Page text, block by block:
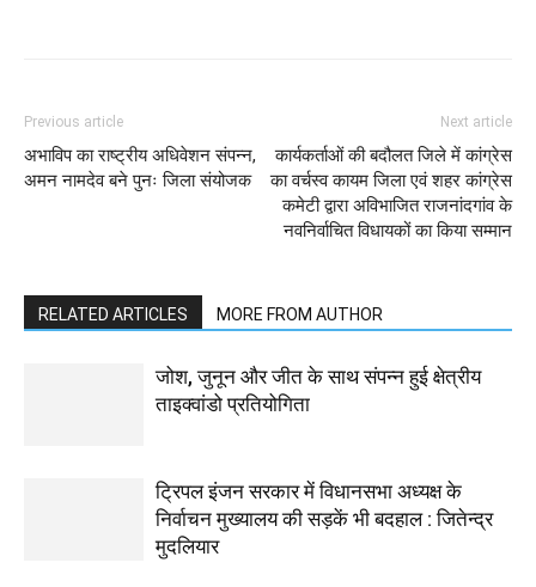
Previous article
अभाविप का राष्ट्रीय अधिवेशन संपन्न,
अमन नामदेव बने पुनः जिला संयोजक
Next article
कार्यकर्ताओं की बदौलत जिले में कांग्रेस
का वर्चस्व कायम जिला एवं शहर कांग्रेस
कमेटी द्वारा अविभाजित राजनांदगांव के
नवनिर्वाचित विधायकों का किया सम्मान
RELATED ARTICLES MORE FROM AUTHOR
जोश, जुनून और जीत के साथ संपन्न हुई क्षेत्रीय
ताइक्वांडो प्रतियोगिता
ट्रिपल इंजन सरकार में विधानसभा अध्यक्ष के
निर्वाचन मुख्यालय की सड़कें भी बदहाल : जितेन्द्र
मुदलियार